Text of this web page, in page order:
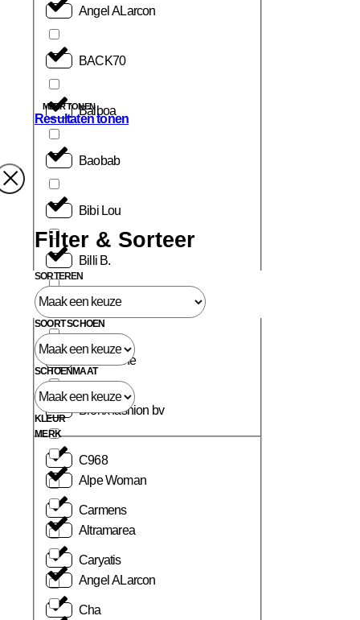
Angel ALarcon
BACK70
Balboa
Baobab
Bibi Lou
Billi B.
Birkenstock
Blackstone
Bronx fashion bv
C968
Carmens
Caryatis
Cha
MEER TONEN
Resultaten tonen
Filter & Sorteer
SORTEREN
SOORT SCHOEN
SCHOENMAAT
KLEUR
MERK
Alpe Woman
Altramarea
Angel ALarcon